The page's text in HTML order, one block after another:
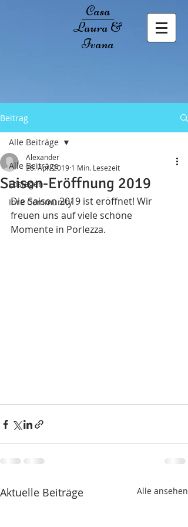
Casa
Laura &
Ivana
Beitrag
Alle Beiträge
Loslegen
Ihre Community
Alle Beiträge
Saison-Eröffnung 2019
Alexander
28. Apr. 2019 1 Min. Lesezeit
Die Saison 2019 ist eröffnet! Wir
freuen uns auf viele schöne
Momente in Porlezza.
Aktuelle Beiträge Alle ansehen